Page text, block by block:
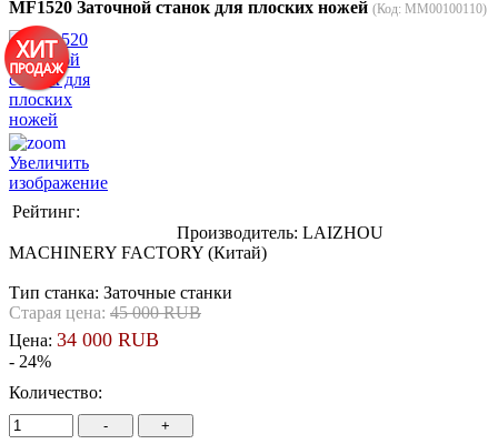
MF1520 Заточной станок для плоских ножей (Код: MM00100110)
Увеличить
изображение
Рейтинг:
Производитель: LAIZHOU
MACHINERY FACTORY (Китай)
Тип станка: Заточные станки
Старая цена: 45 000 RUB
Цена: 34 000 RUB
- 24%
Количество: